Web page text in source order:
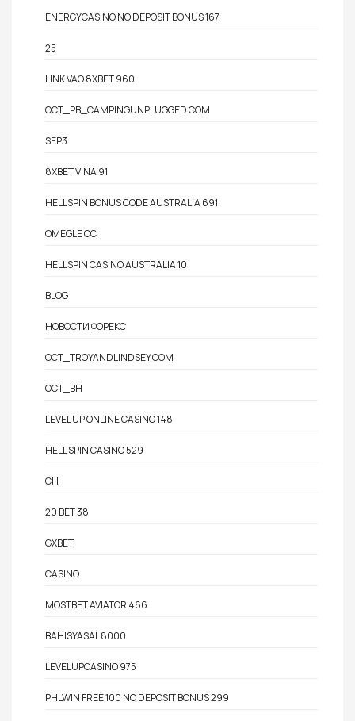
ENERGYCASINO NO DEPOSIT BONUS 167
25
LINK VAO 8XBET 960
OCT_PB_CAMPINGUNPLUGGED.COM
SEP3
8XBET VINA 91
HELLSPIN BONUS CODE AUSTRALIA 691
OMEGLE CC
HELLSPIN CASINO AUSTRALIA 10
BLOG
НОВОСТИ ФОРЕКС
OCT_TROYANDLINDSEY.COM
OCT_BH
LEVEL UP ONLINE CASINO 148
HELL SPIN CASINO 529
CH
20 BET 38
GXBET
CASINO
MOSTBET AVIATOR 466
BAHISYASAL 8000
LEVELUPCASINO 975
PHLWIN FREE 100 NO DEPOSIT BONUS 299